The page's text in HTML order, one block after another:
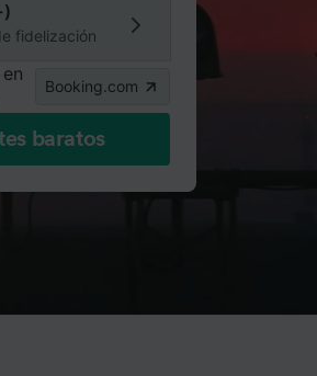
fidelización
Booking.com
baratos